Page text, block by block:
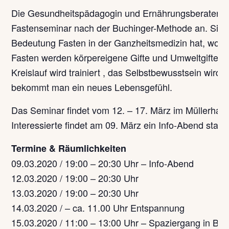
Die Gesundheitspädagogin und
Fastenseminar nach der Buchinger-Methode an. Sie
Bedeutung Fasten in der Ganzheitsmedizin hat,
Fasten werden körpereigene Gifte und Umweltgifte
Kreislauf wird trainiert , das Selbstbewusstsein wird
bekommt man ein neues Lebensgefühl.
Das Seminar findet vom 12. – 17. März im
Interessierte findet am 09. März ein Info-Abend statt.
Termine & Räumlichkeiten
09.03.2020 / 19:00 – 20:30 Uhr – Info-Abend
12.03.2020 / 19:00 – 20:30 Uhr
13.03.2020 / 19:00 – 20:30 Uhr
14.03.2020 / – ca. 11.00 Uhr Entspannung
15.03.2020 / 11:00 – 13:00 Uhr – Spaziergang in